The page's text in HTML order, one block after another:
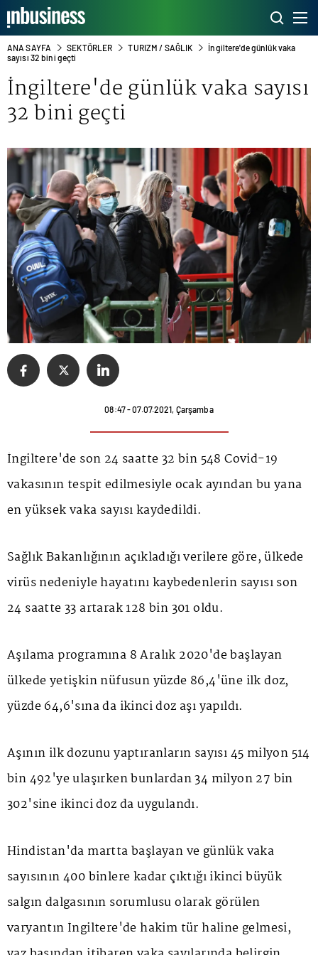
ANA SAYFA SEKTÖRLER TURIZM / SAĞLIK
İngiltere'de günlük vaka
sayısı 32 bini geçti
İngiltere'de günlük vaka sayısı
32 bini geçti
08:47 - 07.07.2021, Çarşamba
İngiltere'de son 24 saatte 32 bin 548 Covid-19
vakasının tespit edilmesiyle ocak ayından bu yana
en yüksek vaka sayısı kaydedildi.
Sağlık Bakanlığının açıkladığı verilere göre, ülkede
virüs nedeniyle hayatını kaybedenlerin sayısı son
24 saatte 33 artarak 128 bin 301 oldu.
Aşılama programına 8 Aralık 2020'de başlayan
ülkede yetişkin nüfusun yüzde 86,4'üne ilk doz,
yüzde 64,6'sına da ikinci doz aşı yapıldı.
Aşının ilk dozunu yaptıranların sayısı 45 milyon 514
bin 492'ye ulaşırken bunlardan 34 milyon 27 bin
302'sine ikinci doz da uygulandı.
Hindistan'da martta başlayan ve günlük vaka
sayısının 400 binlere kadar çıktığı ikinci büyük
salgın dalgasının sorumlusu olarak görülen
varyantın İngiltere'de hakim tür haline gelmesi,